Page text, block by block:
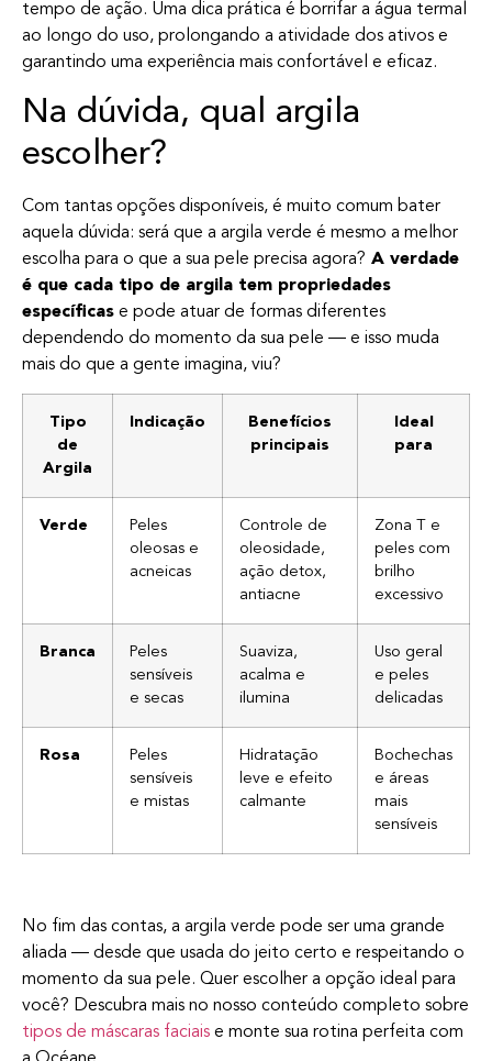
tempo de ação. Uma dica prática é borrifar a água termal
ao longo do uso, prolongando a atividade dos ativos e
garantindo uma experiência mais confortável e eficaz.
Na dúvida, qual argila
escolher?
Com tantas opções disponíveis, é muito comum bater
aquela dúvida: será que a argila verde é mesmo a melhor
escolha para o que a sua pele precisa agora? A verdade
é que cada tipo de argila tem propriedades
específicas e pode atuar de formas diferentes
dependendo do momento da sua pele — e isso muda
mais do que a gente imagina, viu?
Tipo
de
Argila
Indicação
Benefícios
principais
Ideal
para
Verde
Peles
oleosas e
acneicas
Controle de
oleosidade,
ação detox,
antiacne
Zona T e
peles com
brilho
excessivo
Branca
Peles
sensíveis
e secas
Suaviza,
acalma e
ilumina
Uso geral
e peles
delicadas
Rosa
Peles
sensíveis
e mistas
Hidratação
leve e efeito
calmante
Bochechas
e áreas
mais
sensíveis
No fim das contas, a argila verde pode ser uma grande
aliada — desde que usada do jeito certo e respeitando o
momento da sua pele. Quer escolher a opção ideal para
você? Descubra mais no nosso conteúdo completo sobre
tipos de máscaras faciais e monte sua rotina perfeita com